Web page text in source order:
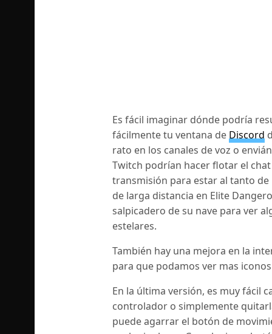
Es fácil imaginar dónde podría
fácilmente tu ventana de Discord
rato en los canales de voz o
Twitch podrían hacer flotar el
transmisión para estar al tanto de
de larga distancia en Elite
salpicadero de su nave para ver
estelares.
También hay una mejora en la
para que podamos ver mas
En la última versión, es muy fácil
controlador o simplemente
puede agarrar el botón de